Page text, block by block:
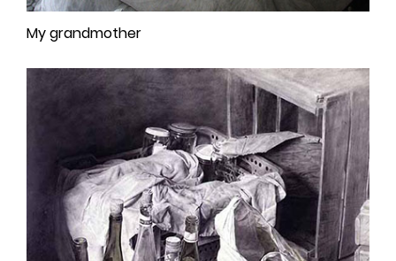
My grandmother